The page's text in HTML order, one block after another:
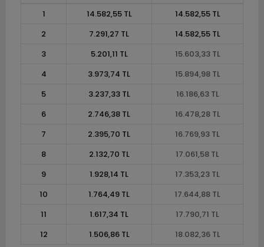
1 14.582,55 TL
14.582,55 TL
2
7.291,27 TL
14.582,55 TL
3
5.201,11 TL
15.603,33 TL
4
3.973,74 TL
15.894,98 TL
5
3.237,33 TL
16.186,63 TL
6
2.746,38 TL
16.478,28 TL
7
2.395,70 TL
16.769,93 TL
8
2.132,70 TL
17.061,58 TL
9
1.928,14 TL
17.353,23 TL
10
1.764,49 TL
17.644,88 TL
11
1.617,34 TL
17.790,71 TL
12
1.506,86 TL 18.082,36 TL